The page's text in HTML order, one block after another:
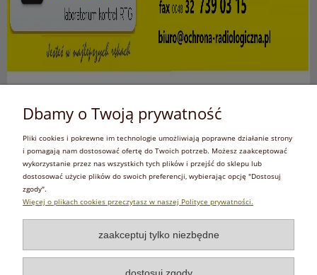
Dbamy o Twoją prywatność
Pliki cookies i pokrewne im technologie umożliwiają poprawne działanie strony
i pomagają nam dostosować ofertę do Twoich potrzeb. Możesz zaakceptować
wykorzystanie przez nas wszystkich tych plików i przejść do sklepu lub
dostosować użycie plików do swoich preferencji, wybierając opcję "Dostosuj
zgody".
Więcej o plikach cookies przeczytasz w naszej Polityce prywatności.
zaakceptuj tylko niezbędne